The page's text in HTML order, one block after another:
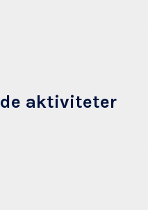
aktiviteter